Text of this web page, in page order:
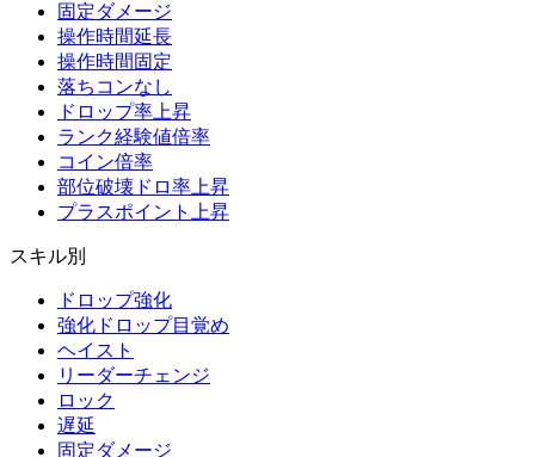
固定ダメージ
操作時間延長
操作時間固定
落ちコンなし
ドロップ率上昇
ランク経験値倍率
コイン倍率
部位破壊ドロ率上昇
プラスポイント上昇
スキル別
ドロップ強化
強化ドロップ目覚め
ヘイスト
リーダーチェンジ
ロック
遅延
固定ダメージ